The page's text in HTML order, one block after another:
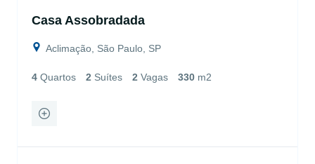
Casa Assobradada
Aclimação, São Paulo, SP
4 Quartos 2 Suítes 2 Vagas 330 m2